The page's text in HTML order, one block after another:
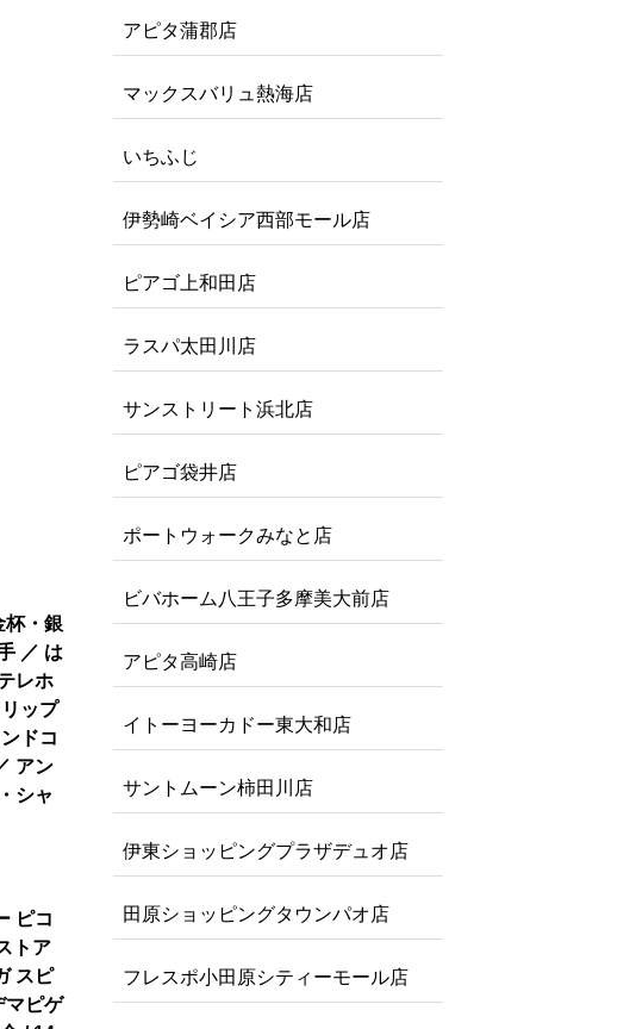
杯・銀
／ は
レホ
ップ
ドコ
アン
シャ
ピコ
トア
スピ
マピゲ
アピタ蒲郡店
マックスバリュ熱海店
いちふじ
伊勢崎ベイシア西部モール店
ピアゴ上和田店
ラスパ太田川店
サンストリート浜北店
ピアゴ袋井店
ポートウォークみなと店
ビバホーム八王子多摩美大前店
アピタ高崎店
イトーヨーカドー東大和店
サントムーン柿田川店
伊東ショッピングプラザデュオ店
田原ショッピングタウンパオ店
フレスポ小田原シティーモール店